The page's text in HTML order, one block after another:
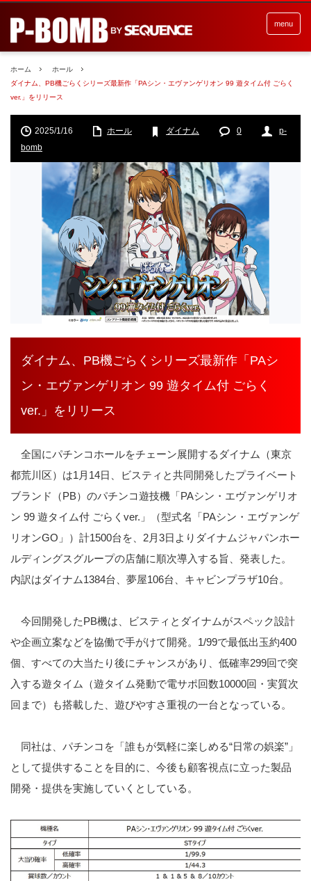
menu
ホーム
ホール
ダイナム、PB機ごらくシリーズ最新作「PAシン・エヴァンゲリオン 99 遊タイム付 ごらく
ver.」をリリース
2025/1/16 ホール ダイナム 0
p-
bomb
ダイナム、PB機ごらくシリーズ最新作「PAシ
ン・エヴァンゲリオン 99 遊タイム付 ごらく
ver.」をリリース
全国にパチンコホールをチェーン展開するダイナム（東京
都荒川区）は1 月 14日、ビスティと共同開発したプライベート
ブランド（PB）のパチンコ遊技機「PAシン・エヴァンゲリオ
ン 99 遊タイム付 ごらく ver. 」（型式名「PAシン・エヴァンゲ
リオンGO 」）計1500台を、 2月3日よりダイナムジャパンホー
ルディングスグループの店舗に順次導入する旨、発表した。
内訳はダイナム1384台、夢屋106台、キャビンプラザ10台。
今回開発したPB機は、ビスティとダイナムがスペック設計
や企画立案などを協働で手がけて開発。 1/99で最低出玉約400
個、すべての大当たり後にチャンスがあり、低確率299回で突
入する遊タイム（遊タイム発動で電サポ回数10000回・実質次
回まで）も搭載した、遊びやすさ重視の一台となっている。
同社は、パチンコを「誰もが気軽に楽しめる“日常の娯楽” 」
として提供することを目的に、今後も顧客視点に立った製品
開発・提供を実施していくとしている。